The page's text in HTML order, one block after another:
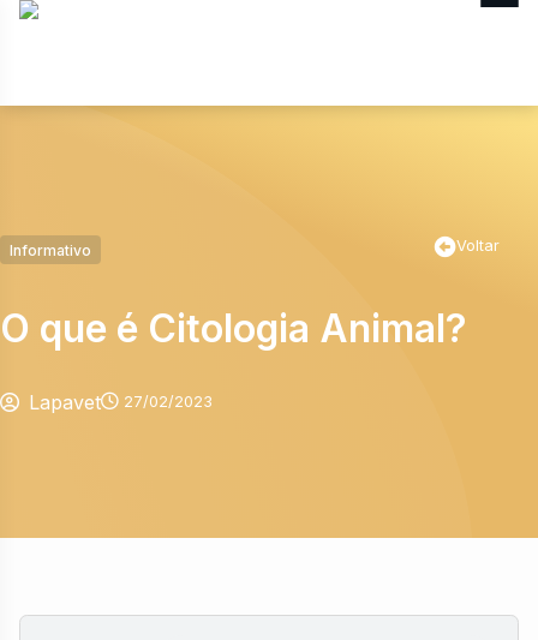
Informativo Voltar
O que é Citologia Animal?
Lapavet 27/02/2023